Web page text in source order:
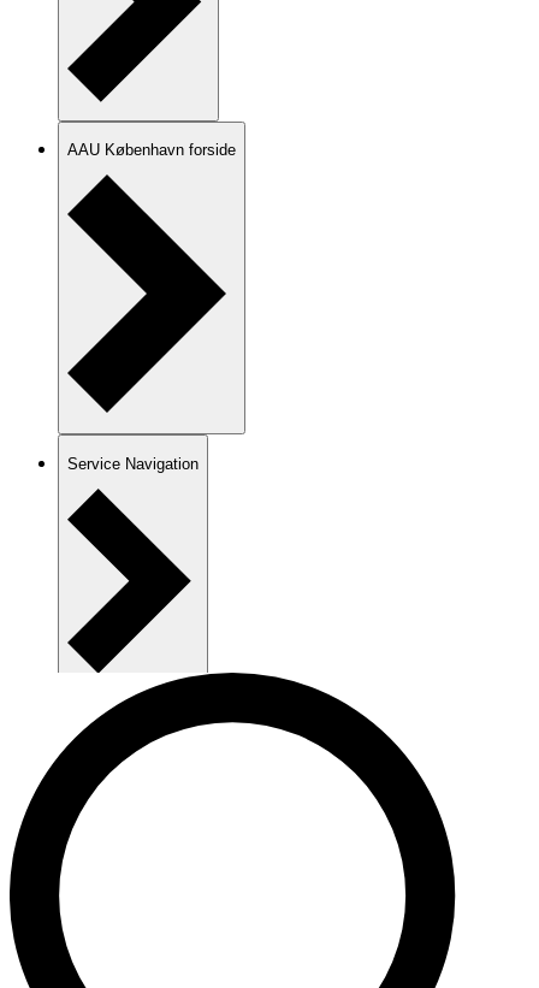
AAU København forside
Service Navigation